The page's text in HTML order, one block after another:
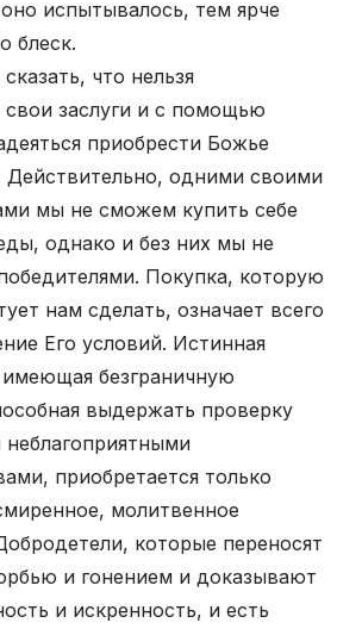
испытывалось, тем ярче
блеск.
что нельзя
свои заслуги и с помощью
приобрести Божье
Действительно, одними своими
мы не сможем купить себе
однако и без них мы не
Покупка, которую
нам сделать, означает всего
Его условий. Истинная
безграничную
выдержать проверку
приобретается только
молитвенное
которые переносят
и гонением и доказывают
и искренность, и есть